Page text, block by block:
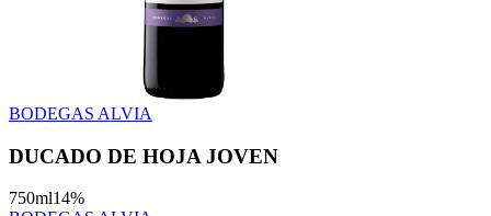
BODEGAS ALVIA
DUCADO DE HOJA JOVEN
750ml14%